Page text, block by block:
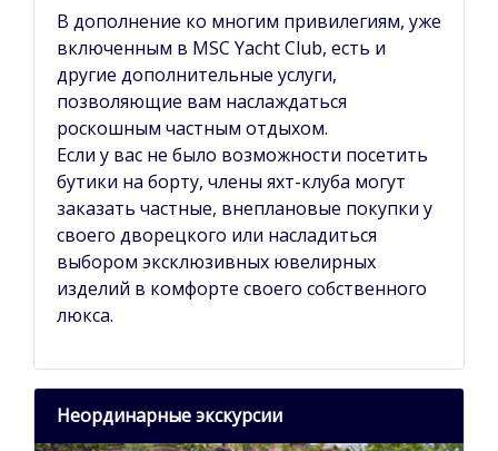
В дополнение ко многим привилегиям, уже
включенным в MSC Yacht Club, есть и
другие дополнительные услуги,
позволяющие вам наслаждаться
роскошным частным отдыхом.
Если у вас не было возможности посетить
бутики на борту, члены яхт-клуба могут
заказать частные, внеплановые покупки у
своего дворецкого или насладиться
выбором эксклюзивных ювелирных
изделий в комфорте своего собственного
люкса.
Неординарные экскурсии